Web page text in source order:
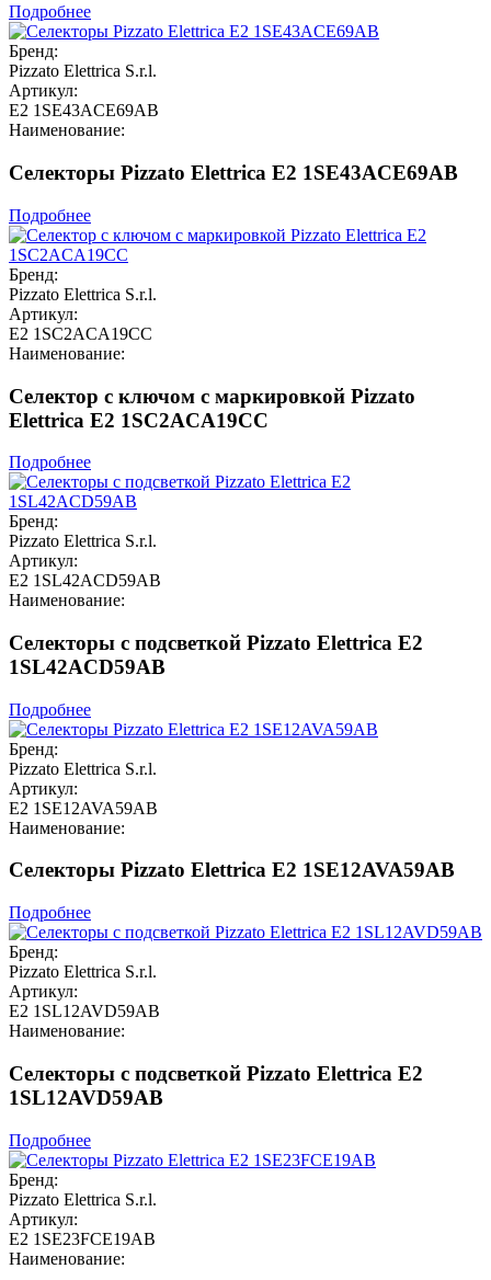
Подробнее
Бренд:
Pizzato Elettrica S.r.l.
Артикул:
E2 1SE43ACE69AB
Наименование:
Селекторы Pizzato Elettrica E2 1SE43ACE69AB
Подробнее
Бренд:
Pizzato Elettrica S.r.l.
Артикул:
E2 1SC2ACA19CC
Наименование:
Селектор с ключом с маркировкой Pizzato
Elettrica E2 1SC2ACA19CC
Подробнее
Бренд:
Pizzato Elettrica S.r.l.
Артикул:
E2 1SL42ACD59AB
Наименование:
Селекторы с подсветкой Pizzato Elettrica E2
1SL42ACD59AB
Подробнее
Бренд:
Pizzato Elettrica S.r.l.
Артикул:
E2 1SE12AVA59AB
Наименование:
Селекторы Pizzato Elettrica E2 1SE12AVA59AB
Подробнее
Бренд:
Pizzato Elettrica S.r.l.
Артикул:
E2 1SL12AVD59AB
Наименование:
Селекторы с подсветкой Pizzato Elettrica E2
1SL12AVD59AB
Подробнее
Бренд:
Pizzato Elettrica S.r.l.
Артикул:
E2 1SE23FCE19AB
Наименование: